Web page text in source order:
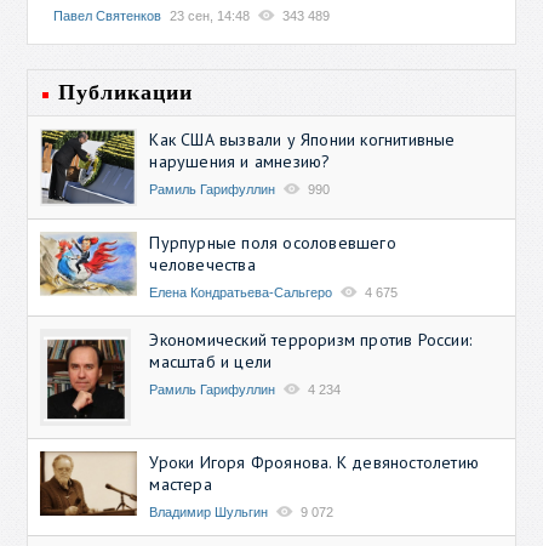
Павел Святенков 23 сен, 14:48 343 489
Публикации
Как США вызвали у Японии когнитивные
нарушения и амнезию?
Рамиль Гарифуллин 990
Пурпурные поля осоловевшего
человечества
Елена Кондратьева-Сальгеро 4 675
Экономический терроризм против России:
масштаб и цели
Рамиль Гарифуллин 4 234
Уроки Игоря Фроянова. К девяностолетию
мастера
Владимир Шульгин 9 072